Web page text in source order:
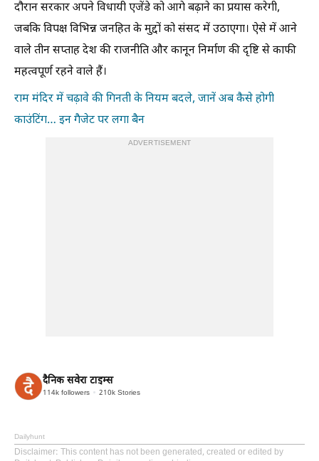
दौरान सरकार अपने विधायी एजेंडे को आगे बढ़ाने का प्रयास करेगी,
जबकि विपक्ष विभिन्न जनहित के मुद्दों को संसद में उठाएगा। ऐसे में आने
वाले तीन सप्ताह देश की राजनीति और कानून निर्माण की दृष्टि से काफी
महत्वपूर्ण रहने वाले हैं।
राम मंदिर में चढ़ावे की गिनती के नियम बदले, जानें अब कैसे होगी
काउंटिंग… इन गैजेट पर लगा बैन
ADVERTISEMENT
दैनिक सवेरा टाइम्स
114k followers 210k Stories
Dailyhunt
Disclaimer: This content has not been generated, created or edited by